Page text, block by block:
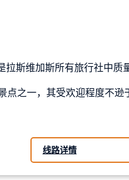
拉斯维加斯所有旅行社中质
点之一，其受欢迎程度不
线路详情